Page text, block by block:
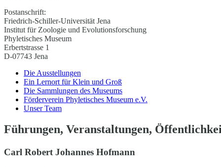
Postanschrift:
Friedrich-Schiller-Universität Jena
Institut für Zoologie und Evolutionsforschung
Phyletisches Museum
Erbertstrasse 1
D-07743 Jena
Die Ausstellungen
Ein Lernort für Klein und Groß
Die Sammlungen des Museums
Förderverein Phyletisches Museum e.V.
Unser Team
Führungen, Veranstaltungen,
Carl Robert Johannes Hofmann